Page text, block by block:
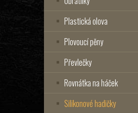
Plastická olova
Plovoucí pěny
Převlečky
Rovnátka na háček
Silikonové hadičky